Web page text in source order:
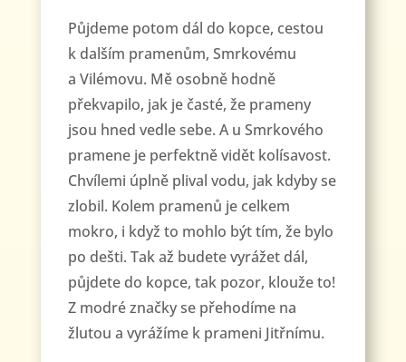
Půjdeme potom dál do kopce, cestou
k dalším pramenům, Smrkovému
a Vilémovu. Mě osobně hodně
překvapilo, jak je časté, že prameny
jsou hned vedle sebe. A u Smrkového
pramene je perfektně vidět kolísavost.
Chvílemi úplně plival vodu, jak kdyby se
zlobil. Kolem pramenů je celkem
mokro, i když to mohlo být tím, že bylo
po dešti. Tak až budete vyrážet dál,
půjdete do kopce, tak pozor, klouže to!
Z modré značky se přehodíme na
žlutou a vyrážíme k prameni Jitřnímu.